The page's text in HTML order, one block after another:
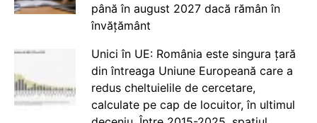
până în august 2027 dacă rămân în
învățământ
Unici în UE: România este singura țară
din întreaga Uniune Europeană care a
redus cheltuielile de cercetare,
calculate pe cap de locuitor, în ultimul